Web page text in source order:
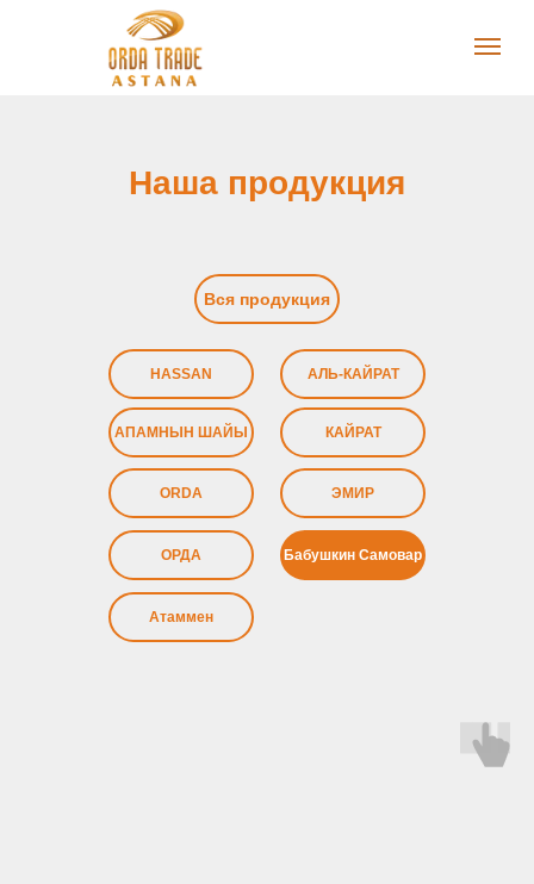
Наша продукция
Вся продукция
HASSAN АЛЬ-КАЙРАТ
АПАМНЫН ШАЙЫ КАЙРАТ
ORDA
ОРДА
ЭМИР
Бабушкин Самовар
Атаммен